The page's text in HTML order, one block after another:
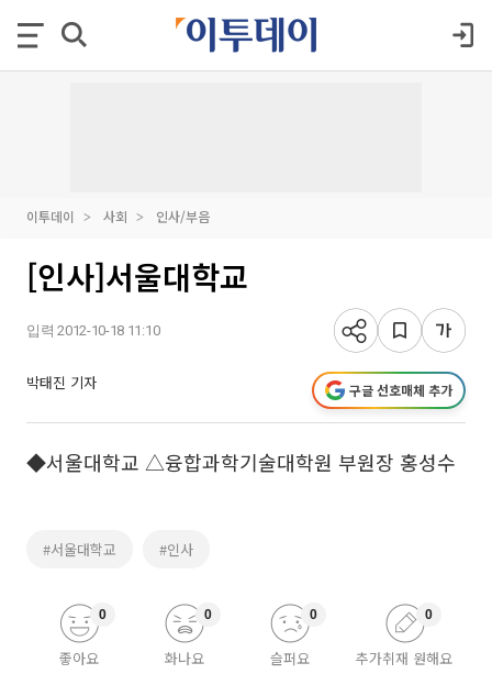
이투데이 사회 인사/부음
[인사]서울대학교
입력 2012-10-18 11:10
박태진 기자 구글 선호매체 추가
◆서울대학교 △융합과학기술대학원 부원장 홍성수
#서울대학교 #인사
좋아요
0
화나요
0
슬퍼요
0
추가취재 원해요
0